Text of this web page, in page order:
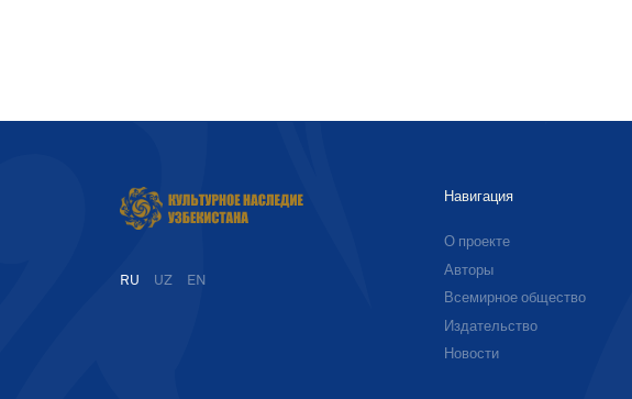
RU UZ EN
Навигация
О проекте
Авторы
Всемирное общество
Издательство
Новости